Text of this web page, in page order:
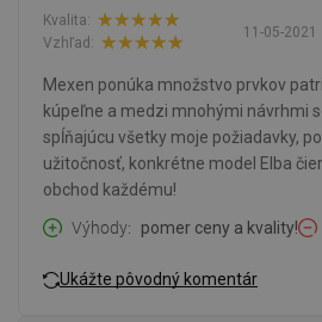
11-05-2021
Kvalita:
Vzhľad:
Mexen ponúka množstvo prvkov
kúpeľne a medzi mnohými návrhmi
spĺňajúcu všetky moje požiadavky,
užitočnosť, konkrétne model Elba
obchod každému!
Výhody
pomer ceny a kvality!
Ukážte pôvodný komentár